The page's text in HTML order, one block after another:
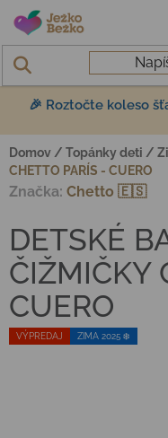
Prejsť na obsah
🎉 Roztočte koleso
Domov / Topánky deti /
CHETTO PARÍS - CUERO
VÝPREDAJ ZIMA 2025 ❄️
DETSKÉ
ČIŽMIČKY
CUERO
Značka: Chetto 🇪🇸